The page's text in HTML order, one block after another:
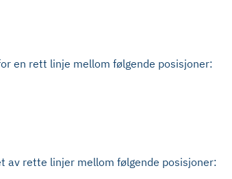
en rett linje mellom følgende posisjoner:
av rette linjer mellom følgende posisjoner: